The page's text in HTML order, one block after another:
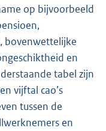
op bijvoorbeeld
bovenwettelijke
en
tabel zijn
vijftal cao’s
tussen de
en